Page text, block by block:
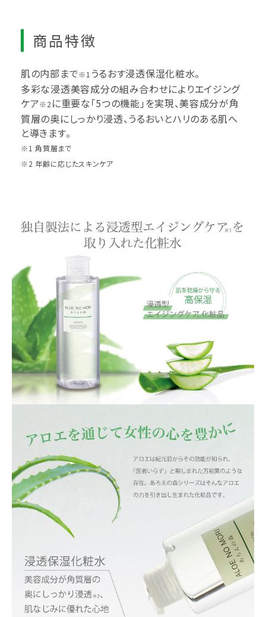
商品特徴
肌の内部まで※1 うるおす浸透保湿化粧水。
多彩な浸透美容成分の組み合わせによりエイジング
ケア※2 に重要な｢5つの機能｣を実現、美容成分が角
質層の奥にしっかり浸透、うるおいとハリのある肌へ
と導きます。
※1 角質層まで
※2 年齢に応じたスキンケア